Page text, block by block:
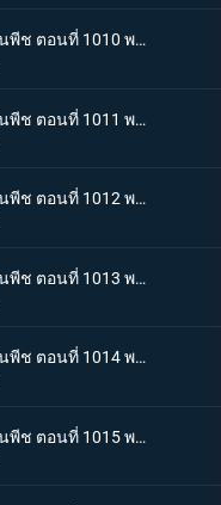
One piece วันพีช ตอนที่ 1010 พากย์ไทย ทลายอสูรน้ำแข็ง แผนเพลิงของช็อปเปอร์!
One piece วันพีช ตอนที่ 1011 พากย์ไทย ดีก็แย่แล้ว! แมงมุมล่อลวงซันจิ
One piece วันพีช ตอนที่ 1012 พากย์ไทย เดินหมากผิดเกม! เพลิงของนกอมตะมัลโก้
One piece วันพีช ตอนที่ 1013 พากย์ไทย อดีตของยาโมโตะ ชายผู้หมายหัว 4 จักรพรรดิ
One piece วันพีช ตอนที่ 1014 พากย์ไทย น้ำตาของมัลโก้! สายสัมพันธ์ของกลุ่มโจรสลัดหนวดขาว
One piece วันพีช ตอนที่ 1015 พากย์ไทย ลูฟี่หมวกฟาง ชายผู้ที่จะเป็นราชาโจรสลัด